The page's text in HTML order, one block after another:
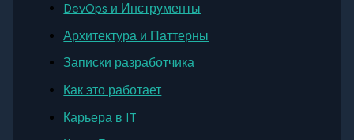
DevOps и Инструменты
Архитектура и Паттерны
Записки разработчика
Как это работает
Карьера в IT